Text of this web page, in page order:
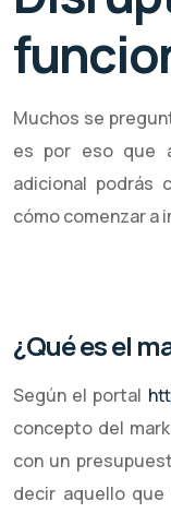
Muchos se
es por eso que
adicional podrás
cómo comenzar a
¿Qué es el
Según el portal
concepto del
con un
decir aquello